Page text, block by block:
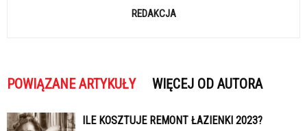
REDAKCJA
POWIĄZANE ARTYKUŁY WIĘCEJ OD AUTORA
ILE KOSZTUJE REMONT ŁAZIENKI 2023?